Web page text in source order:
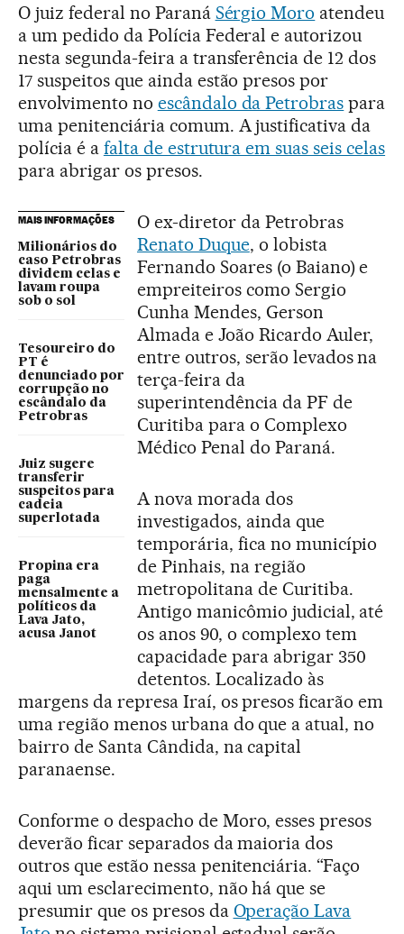
O juiz federal no Paraná Sérgio Moro atendeu
a um pedido da Polícia Federal e autorizou
nesta segunda-feira a transferência de 12 dos
17 suspeitos que ainda estão presos por
envolvimento no escândalo da Petrobras para
uma penitenciária comum. A justificativa da
polícia é a falta de estrutura em suas seis celas
para abrigar os presos.
MAIS INFORMAÇÕES
Milionários do
caso Petrobras
dividem celas e
lavam roupa
sob o sol
Tesoureiro do
PT é
denunciado por
corrupção no
escândalo da
Petrobras
Juiz sugere
transferir
suspeitos para
cadeia
superlotada
Propina era
paga
mensalmente a
políticos da
Lava Jato,
acusa Janot
O ex-diretor da Petrobras
Renato Duque, o lobista
Fernando Soares (o Baiano) e
empreiteiros como Sergio
Cunha Mendes, Gerson
Almada e João Ricardo Auler,
entre outros, serão levados na
terça-feira da
superintendência da PF de
Curitiba para o Complexo
Médico Penal do Paraná.
A nova morada dos
investigados, ainda que
temporária, fica no município
de Pinhais, na região
metropolitana de Curitiba.
Antigo manicômio judicial, até
os anos 90, o complexo tem
capacidade para abrigar 350
detentos. Localizado às
margens da represa Iraí, os presos ficarão em
uma região menos urbana do que a atual, no
bairro de Santa Cândida, na capital
paranaense.
Conforme o despacho de Moro, esses presos
deverão ficar separados da maioria dos
outros que estão nessa penitenciária. “Faço
aqui um esclarecimento, não há que se
presumir que os presos da Operação Lava